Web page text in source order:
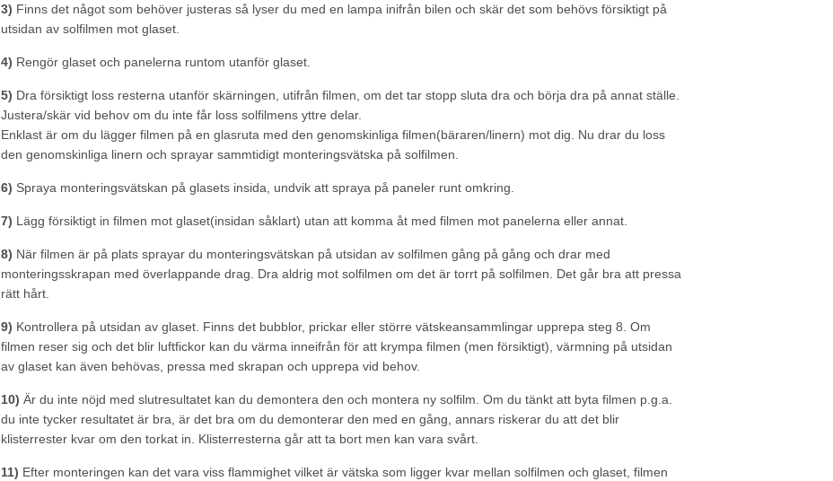
3) Finns det något som behöver justeras så lyser du med en lampa inifrån bilen och skär det som behövs försiktigt på
utsidan av solfilmen mot glaset.
4) Rengör glaset och panelerna runtom utanför glaset.
5) Dra försiktigt loss resterna utanför skärningen, utifrån filmen, om det tar stopp sluta dra och börja dra på annat ställe.
Justera/skär vid behov om du inte får loss solfilmens yttre delar.
Enklast är om du lägger filmen på en glasruta med den genomskinliga filmen(bäraren/linern) mot dig. Nu drar du loss
den genomskinliga linern och sprayar sammtidigt monteringsvätska på solfilmen.
6) Spraya monteringsvätskan på glasets insida, undvik att spraya på paneler runt omkring.
7) Lägg försiktigt in filmen mot glaset(insidan såklart) utan att komma åt med filmen mot panelerna eller annat.
8) När filmen är på plats sprayar du monteringsvätskan på utsidan av solfilmen gång på gång och drar med
monteringsskrapan med överlappande drag. Dra aldrig mot solfilmen om det är torrt på solfilmen. Det går bra att pressa
rätt hårt.
9) Kontrollera på utsidan av glaset. Finns det bubblor, prickar eller större vätskeansammlingar upprepa steg 8. Om
filmen reser sig och det blir luftfickor kan du värma inneifrån för att krympa filmen (men försiktigt), värmning på utsidan
av glaset kan även behövas, pressa med skrapan och upprepa vid behov.
10) Är du inte nöjd med slutresultatet kan du demontera den och montera ny solfilm. Om du tänkt att byta filmen p.g.a.
du inte tycker resultatet är bra, är det bra om du demonterar den med en gång, annars riskerar du att det blir
klisterrester kvar om den torkat in. Klisterresterna går att ta bort men kan vara svårt.
11) Efter monteringen kan det vara viss flammighet vilket är vätska som ligger kvar mellan solfilmen och glaset, filmen